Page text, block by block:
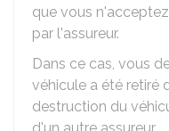
que vous
par l'assureur.
Dans ce cas, vous
véhicule a été retiré
destruction du